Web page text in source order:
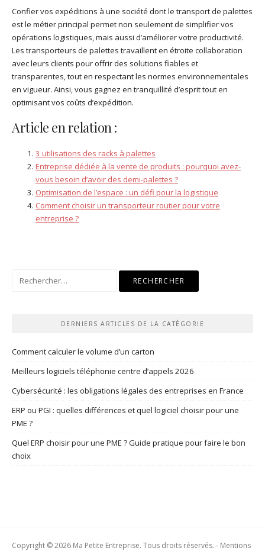
Confier vos expéditions à une société dont le transport de palettes
est le métier principal permet non seulement de simplifier vos
opérations logistiques, mais aussi d’améliorer votre productivité.
Les transporteurs de palettes travaillent en étroite collaboration
avec leurs clients pour offrir des solutions fiables et
transparentes, tout en respectant les normes environnementales
en vigueur. Ainsi, vous gagnez en tranquillité d’esprit tout en
optimisant vos coûts d’expédition.
Article en relation :
3 utilisations des racks à palettes
Entreprise dédiée à la vente de produits : pourquoi avez-
vous besoin d’avoir des demi-palettes ?
Optimisation de l’espace : un défi pour la logistique
Comment choisir un transporteur routier pour votre
entreprise ?
Rechercher :
DERNIERS ARTICLES DE LA CATÉGORIE
Comment calculer le volume d’un carton
Meilleurs logiciels téléphonie centre d’appels 2026
Cybersécurité : les obligations légales des entreprises en France
ERP ou PGI : quelles différences et quel logiciel choisir pour une
PME ?
Quel ERP choisir pour une PME ? Guide pratique pour faire le bon
choix
Copyright © 2026 Ma Petite Entreprise. Tous droits réservés. - Mentions